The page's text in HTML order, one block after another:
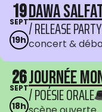
19
SEPT
19h
Dawa
/ RELEASE PARTY
concert &
26
SEPT
18h
Journée
/ POÉSIE ORALE